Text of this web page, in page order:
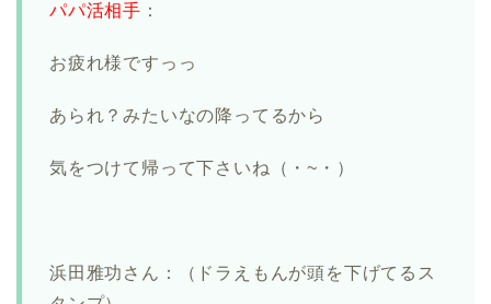
パパ活相手 ：
お疲れ様ですっっ
あられ？みたいなの降ってるから
気をつけて帰って下さいね（・~・）
浜田雅功さん：（ドラえもんが頭を下げてるス